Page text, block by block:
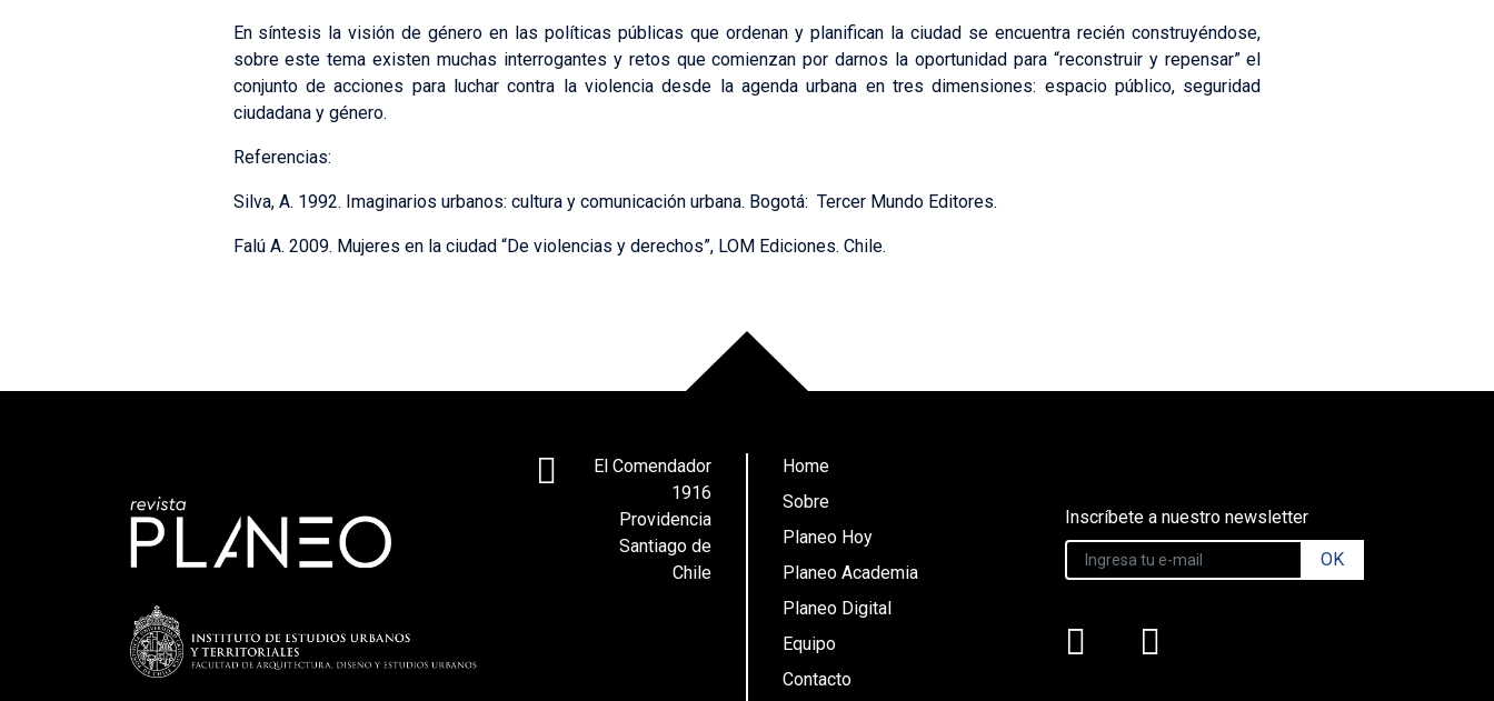
En síntesis la visión de género en las políticas públicas que ordenan y planifican la ciudad se encuentra recién construyéndose,
sobre este tema existen muchas interrogantes y retos que comienzan por darnos la oportunidad para “reconstruir y repensar” el
conjunto de acciones para luchar contra la violencia desde la agenda urbana en tres dimensiones: espacio público, seguridad
ciudadana y género.
Referencias:
Silva, A. 1992. Imaginarios urbanos: cultura y comunicación urbana. Bogotá: Tercer Mundo Editores.
Falú A. 2009. Mujeres en la ciudad “De violencias y derechos”, LOM Ediciones. Chile.
El Comendador
1916
Providencia
Santiago de
Chile
Home
Sobre
Planeo Hoy
Planeo Academia
Planeo Digital
Equipo
Contacto
Inscríbete a nuestro newsletter
OK